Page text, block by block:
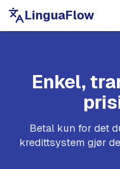
LinguaFlow
Enkel,
Betal kun for det
kredittsystem gjør